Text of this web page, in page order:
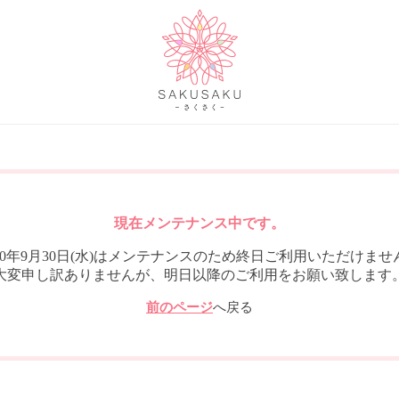
現在メンテナンス中です。
年9月30日(水)はメンテナンスのため終日ご利用いただけませ
変申し訳ありませんが、明日以降のご利用をお願い致します
前のページへ戻る